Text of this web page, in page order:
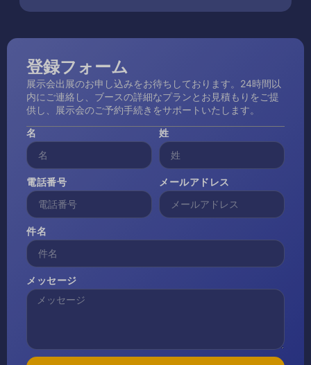
登録フォーム
展示会出展のお申し込みをお待ちしております。24時間以
内にご連絡し、ブースの詳細なプランとお見積もりをご提
供し、展示会のご予約手続きをサポートいたします。
名 姓
電話番号 メールアドレス
件名
メッセージ